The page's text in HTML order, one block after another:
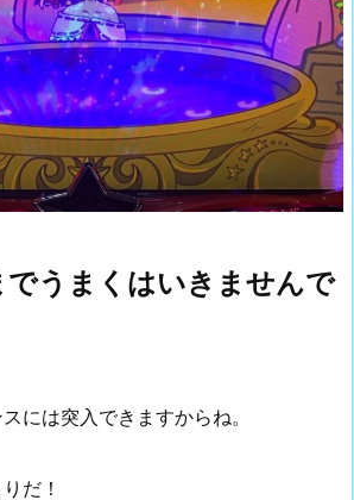
うまくはいきませんで
には突入できますからね。
だ！